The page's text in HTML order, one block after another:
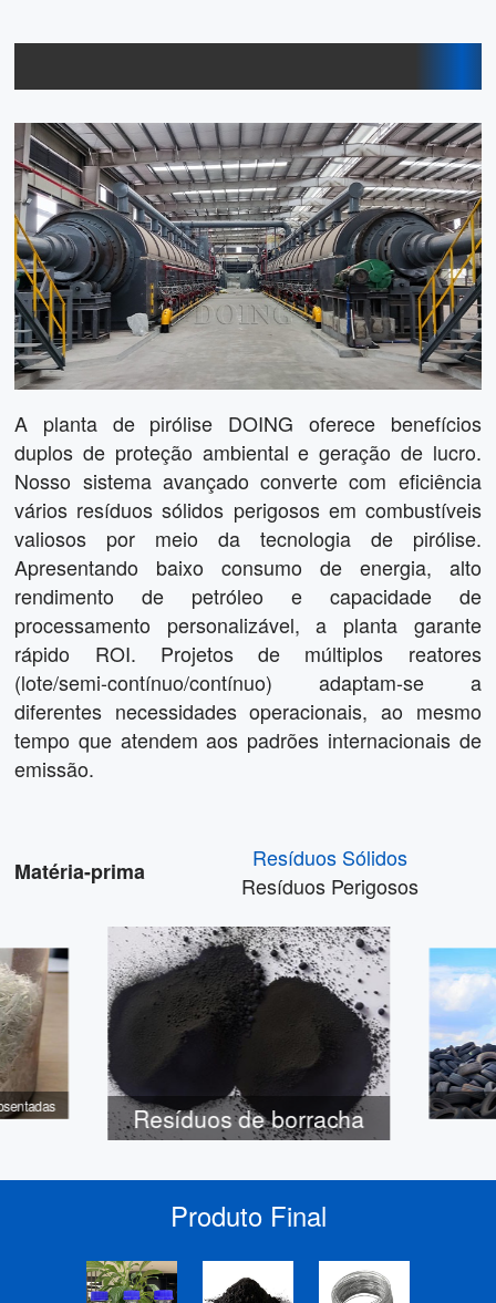
A planta de pirólise DOING oferece benefícios
duplos de proteção ambiental e geração de lucro.
Nosso sistema avançado converte com eficiência
vários resíduos sólidos perigosos em combustíveis
valiosos por meio da tecnologia de pirólise.
Apresentando baixo consumo de energia, alto
rendimento de petróleo e capacidade de
processamento personalizável, a planta garante
rápido ROI. Projetos de múltiplos reatores
(lote/semi-contínuo/contínuo) adaptam-se a
diferentes necessidades operacionais, ao mesmo
tempo que atendem aos padrões internacionais de
emissão.
Matéria-prima
Resíduos Sólidos
Resíduos Perigosos
Resíduos de borracha
Produto Final